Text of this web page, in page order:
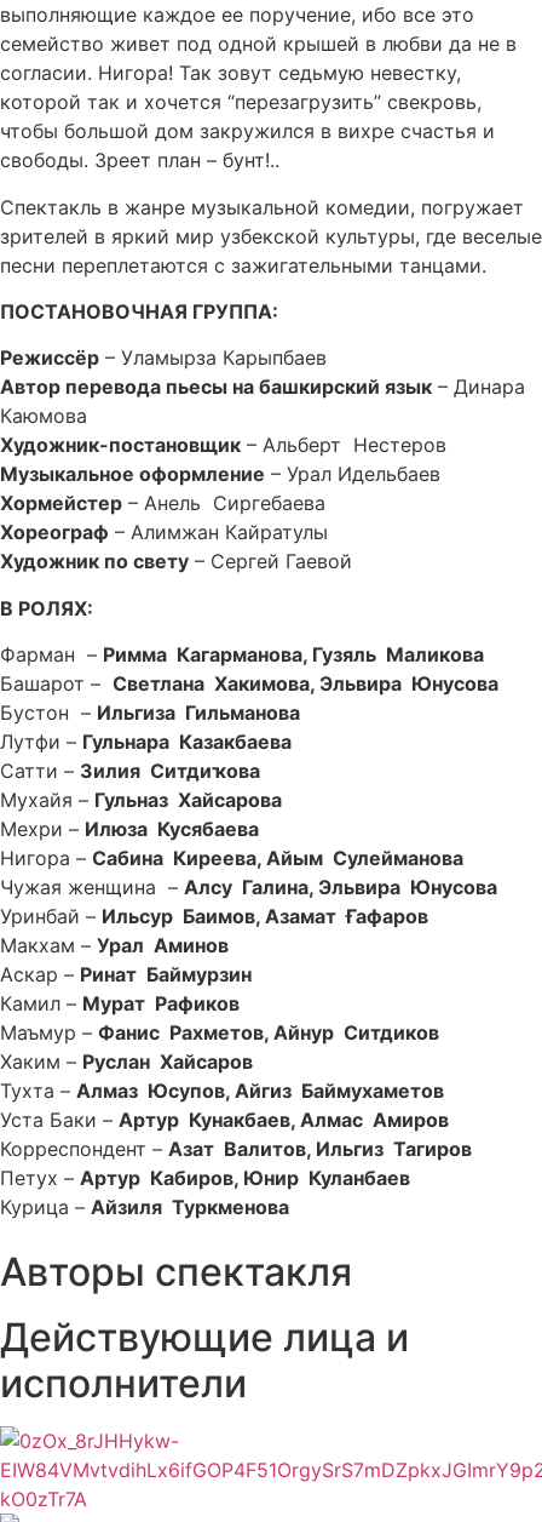
выполняющие каждое ее поручение, ибо все это
семейство живет под одной крышей в любви да не в
согласии. Нигора! Так зовут седьмую невестку,
которой так и хочется “перезагрузить” свекровь,
чтобы большой дом закружился в вихре счастья и
свободы. Зреет план – бунт!..
Спектакль в жанре музыкальной комедии, погружает
зрителей в яркий мир узбекской культуры, где веселые
песни переплетаются с зажигательными танцами.
ПОСТАНОВОЧНАЯ ГРУППА:
Режиссёр – Уламырза Карыпбаев
Автор перевода пьесы на башкирский язык – Динара
Каюмова
Художник-постановщик – Альберт Нестеров
Музыкальное оформление – Урал Идельбаев
Хормейстер – Анель Сиргебаева
Хореограф – Алимжан Кайратулы
Художник по свету – Сергей Гаевой
В РОЛЯХ:
Фарман – Римма Кагарманова, Гузяль Маликова
Башарот – Светлана Хакимова, Эльвира Юнусова
Бустон – Ильгиза Гильманова
Лутфи – Гульнара Казакбаева
Сатти – Зилия Ситдиҡова
Мухайя – Гульназ Хайсарова
Мехри – Илюза Кусябаева
Нигора – Сабина Киреева, Айым Сулейманова
Чужая женщина – Алсу Галина, Эльвира Юнусова
Уринбай – Ильсур Баимов, Азамат Ғафаров
Макхам – Урал Аминов
Аскар – Ринат Баймурзин
Камил – Мурат Рафиков
Маъмур – Фанис Рахметов, Айнур Ситдиков
Хаким – Руслан Хайсаров
Тухта – Алмаз Юсупов, Айгиз Баймухаметов
Уста Баки – Артур Кунакбаев, Алмас Амиров
Корреспондент – Азат Валитов, Ильгиз Тагиров
Петух – Артур Кабиров, Юнир Куланбаев
Курица – Айзиля Туркменова
Авторы спектакля
Действующие лица и
исполнители